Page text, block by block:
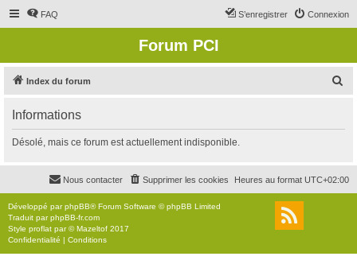
FAQ Connexion
S’enregistrer
Forum PCI
Index du forum
r
c
r
Informations
Désolé, mais ce forum est actuellement indisponible.
Heures au format UTC+02:00
Supprimer les cookies
Nous contacter
Développé parphpBB® Forum Software © phpBB Limited
Traduit parphpBB-fr.com
Style proflat par ©Mazeltof 2017
Confidentialité | Conditions